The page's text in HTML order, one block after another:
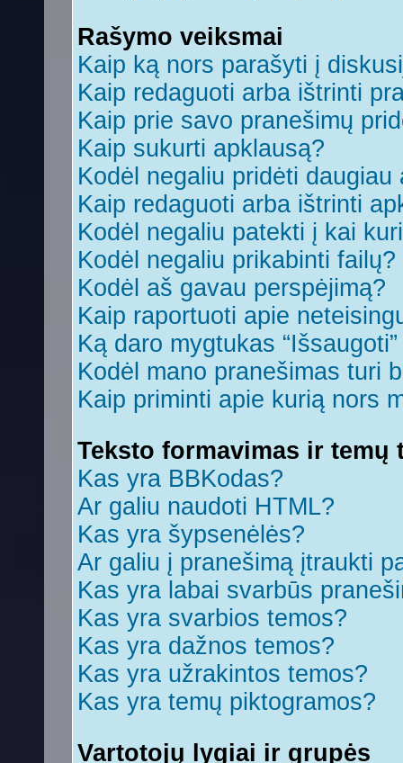
Rašymo veiksmai
Kaip ką nors parašyti į
Kaip redaguoti arba ištrinti
Kaip prie savo pranešimų
Kaip sukurti apklausą?
Kodėl negaliu pridėti
Kaip redaguoti arba ištrinti
Kodėl negaliu patekti į kai
Kodėl negaliu prikabinti failų?
Kodėl aš gavau perspėjimą?
Kaip raportuoti apie
Ką daro mygtukas
Kodėl mano pranešimas turi
Kaip priminti apie kurią nors
Teksto formavimas ir temų
Kas yra BBKodas?
Ar galiu naudoti HTML?
Kas yra šypsenėlės?
Ar galiu į pranešimą įtraukti
Kas yra labai svarbūs
Kas yra svarbios temos?
Kas yra dažnos temos?
Kas yra užrakintos temos?
Kas yra temų piktogramos?
Vartotojų lygiai ir grupės